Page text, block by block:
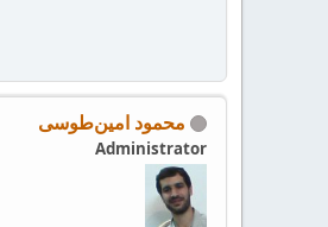
محمود امین‌طوسی
Administrator